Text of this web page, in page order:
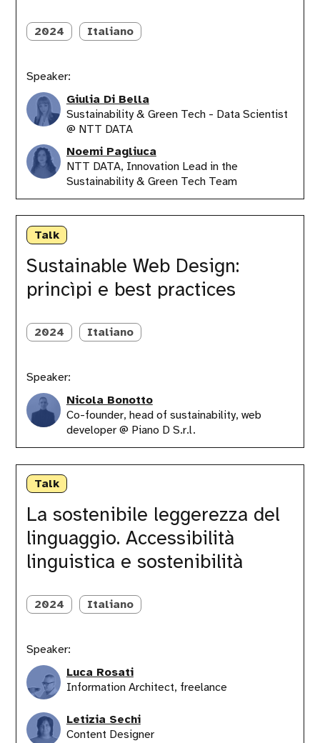
2024 Italiano
Speaker:
Giulia Di Bella
Sustainability & Green Tech - Data Scientist
@ NTT DATA
Noemi Pagliuca
NTT DATA, Innovation Lead in the
Sustainability & Green Tech Team
Talk
Sustainable Web Design:
princìpi e best practices
Sustainable
Web
Design:
princìpi
best
practices
2024 Italiano
Speaker:
Nicola Bonotto
Co-founder, head of sustainability, web
developer @ Piano D S.r.l.
Talk
La sostenibile leggerezza del
linguaggio. Accessibilità
linguistica e sostenibilità
La
sostenibile
leggerezza
linguaggio.
Accessibilità
linguistica
2024
Italiano
Speaker:
Luca Rosati
Information Architect, freelance
Letizia Sechi
Content Designer